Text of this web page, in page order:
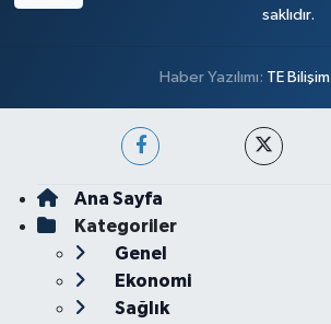
saklıdır.
Haber Yazılımı: TE Bilişim
Ana Sayfa
Kategoriler
Genel
Ekonomi
Sağlık